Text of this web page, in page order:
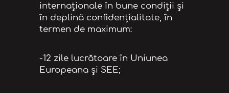
internaționale în bune condiții și
în deplină confidențialitate, în
termen de maximum:
-12 zile lucrătoare în Uniunea
Europeana și SEE;